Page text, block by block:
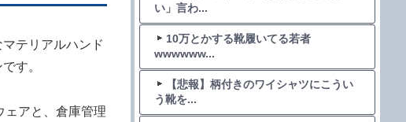
テリアルハンド
す。
ェアと、倉庫管理
い」言わ...
10万とかする靴履いてる若者
wwwwww...
【悲報】柄付きのワイシャツにこうい
う靴を...